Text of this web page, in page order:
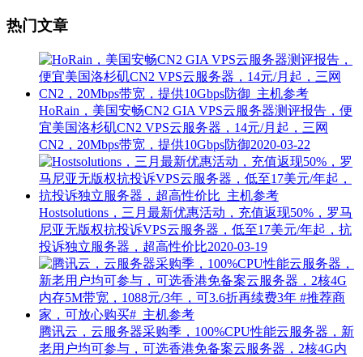
热门文章
HoRain，美国安畅CN2 GIA VPS云服务器测评报告，便
宜美国洛杉矶CN2 VPS云服务器，14元/月起，三网
CN2，20Mbps带宽，提供10Gbps防御2020-03-22
Hostsolutions，三月最新优惠活动，充值返现50%，罗马
尼亚无版权抗投诉VPS云服务器，低至17美元/年起，抗
投诉独立服务器，超高性价比2020-03-19
腾讯云，云服务器采购季，100%CPU性能云服务器，新
老用户均可参与，可选香港免备案云服务器，2核4G内